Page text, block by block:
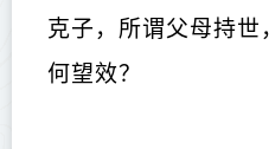
克子，所谓父母持世
何望效？